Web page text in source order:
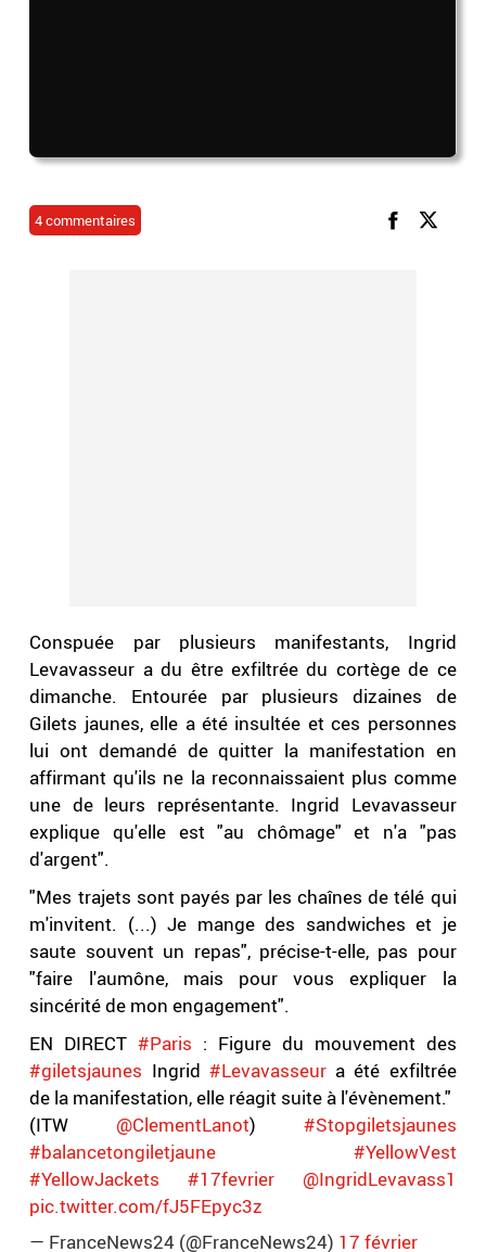
4 commentaires
Conspuée par plusieurs manifestants, Ingrid
Levavasseur a du être exfiltrée du cortège de ce
dimanche. Entourée par plusieurs dizaines de
Gilets jaunes, elle a été insultée et ces personnes
lui ont demandé de quitter la manifestation en
affirmant qu'ils ne la reconnaissaient plus comme
une de leurs représentante. Ingrid Levavasseur
explique qu'elle est "au chômage" et n'a "pas
d'argent".
"Mes trajets sont payés par les chaînes de télé qui
m'invitent. (...) Je mange des sandwiches et je
saute souvent un repas", précise-t-elle, pas pour
"faire l'aumône, mais pour vous expliquer la
sincérité de mon engagement".
EN DIRECT#Paris : Figure du mouvement des
#giletsjaunes Ingrid #Levavasseura été exfiltrée
de la manifestation, elle réagit suite à l'évènement."
(ITW @ClementLanot) #Stopgiletsjaunes
#balancetongiletjaune
#YellowVest
#YellowJackets
#17fevrier
@IngridLevavass1
pic.twitter.com/fJ5FEpyc3z
— FranceNews24 (@FranceNews24) 17 février